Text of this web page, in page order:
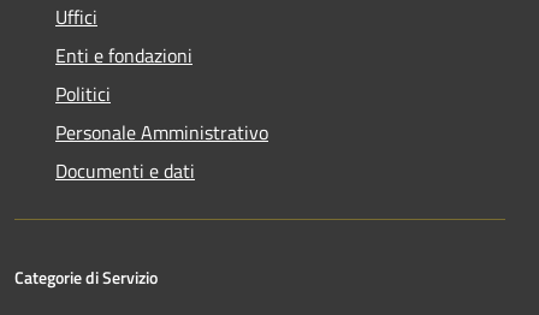
Uffici
Enti e fondazioni
Politici
Personale Amministrativo
Documenti e dati
Categorie di Servizio